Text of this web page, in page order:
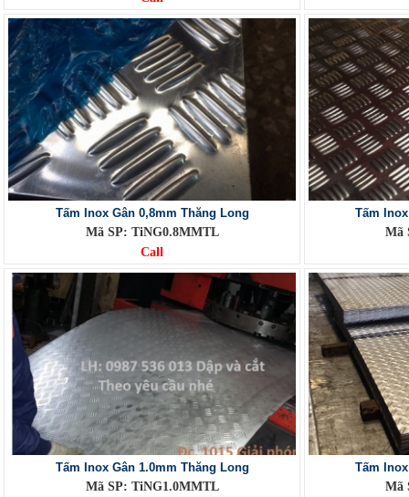
Tấm Inox Gân 0,8mm Thăng Long
Mã SP: TiNG0.8MMTL
Call
Tấm
Mã
Tấm Inox Gân 1.0mm Thăng Long
Mã SP: TiNG1.0MMTL
Tấm
Mã